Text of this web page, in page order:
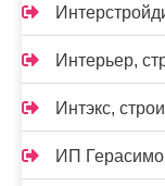
Интерьер,
Интэкс,
ИП